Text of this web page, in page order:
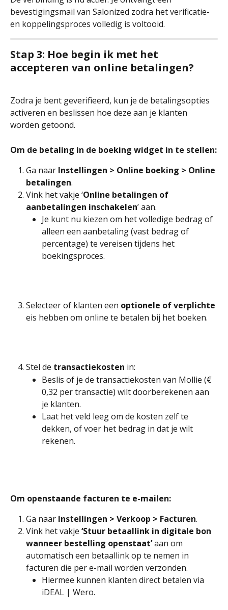
bevestigingsmail van Salonized zodra het verificatie-
en koppelingsproces volledig is voltooid.
Stap 3: Hoe begin ik met het
accepteren van online betalingen?
Zodra je bent geverifieerd, kun je de betalingsopties
activeren en beslissen hoe deze aan je klanten
worden getoond.
Om de betaling in de boeking widget in te stellen:
Ga naar Instellingen > Online boeking > Online
betalingen.
Vink het vakje ‘Online betalingen of
aanbetalingen inschakelen’ aan.
Je kunt nu kiezen om het volledige bedrag of
alleen een aanbetaling (vast bedrag of
percentage) te vereisen tijdens het
boekingsproces.
Selecteer of klanten een optionele of verplichte
eis hebben om online te betalen bij het boeken.
Stel de transactiekosten in:
Beslis of je de transactiekosten van Mollie (€
0,32 per transactie) wilt doorberekenen aan
je klanten.
Laat het veld leeg om de kosten zelf te
dekken, of voer het bedrag in dat je wilt
rekenen.
Om openstaande facturen te e-mailen:
Ga naar Instellingen > Verkoop > Facturen.
Vink het vakje ‘Stuur betaallink in digitale bon
wanneer bestelling openstaat’ aan om
automatisch een betaallink op te nemen in
facturen die per e-mail worden verzonden.
Hiermee kunnen klanten direct betalen via
iDEAL | Wero.